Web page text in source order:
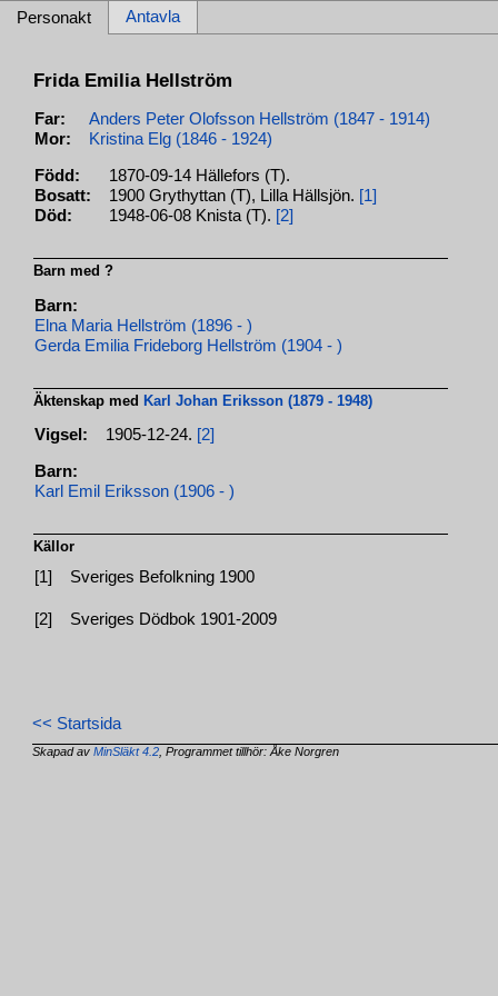
Personakt Antavla
Frida Emilia Hellström
Far:
Anders Peter Olofsson Hellström (1847 - 1914)
Mor:
Kristina Elg (1846 - 1924)
Född:
1870-09-14 Hällefors (T).
Bosatt:
1900 Grythyttan (T), Lilla Hällsjön. [1]
Död:
1948-06-08 Knista (T). [2]
Barn med ?
Barn:
Elna Maria Hellström (1896 - )
Gerda Emilia Frideborg Hellström (1904 - )
Äktenskap med Karl Johan Eriksson (1879 - 1948)
Vigsel: 1905-12-24. [2]
Barn:
Karl Emil Eriksson (1906 - )
Källor
[1] Sveriges Befolkning 1900
[2] Sveriges Dödbok 1901-2009
<< Startsida
Skapad avMinSläkt 4.2 , Programmet tillhör: Åke Norgren